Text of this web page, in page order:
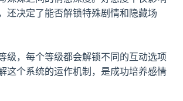
还决定了能否解锁特殊剧情和隐藏场
级，每个等级都会解锁不同的互动选项
这个系统的运作机制，是成功培养感情